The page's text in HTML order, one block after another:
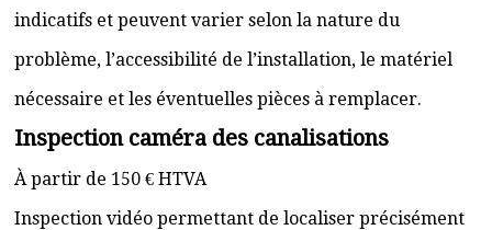
indicatifs et peuvent varier selon la nature du
problème, l’accessibilité de l’installation, le matériel
nécessaire et les éventuelles pièces à remplacer.
Inspection caméra des canalisations
À partir de 150 € HTVA
Inspection vidéo permettant de localiser précisément